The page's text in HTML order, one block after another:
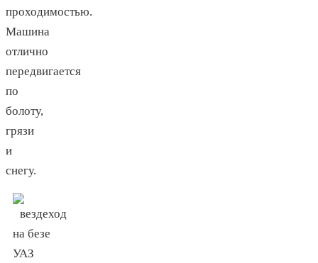
проходимостью.
Машина
отлично
передвигается
по
болоту,
грязи
и
снегу.